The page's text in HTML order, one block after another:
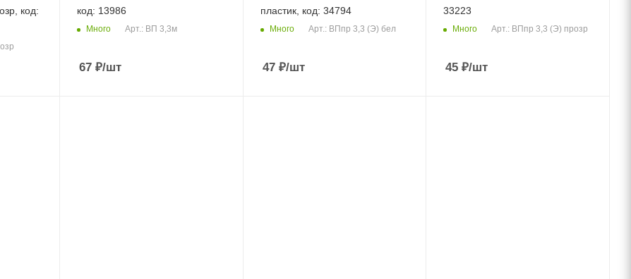
код:
код: 13986
Много Арт.: ВП 3,3м
67₽/шт
пластик, код: 34794
Много Арт.: ВПпр 3,3 (Э) бел
47₽/шт
33223
Много Арт.: ВПпр 3,3 (Э) прозр
45 ₽/шт